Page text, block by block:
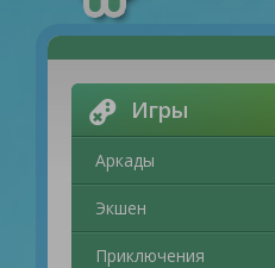
Игры
Аркады
Экшен
Приключения